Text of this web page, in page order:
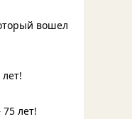
вошел
лет!